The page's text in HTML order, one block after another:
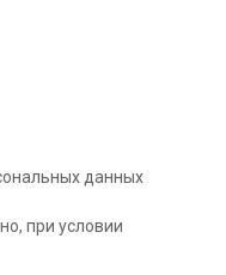
данных
при условии